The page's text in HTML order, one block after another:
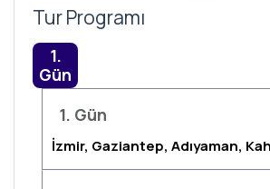
Tur Programı
1.
Gün
1. Gün